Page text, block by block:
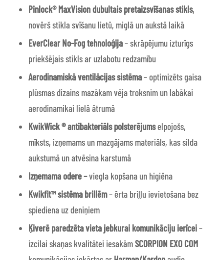
Pinlock® MaxVisiondubultais pretaizsvīšanas stikls,
novērš stikla svīšanu lietū, miglā un aukstā laikā
EverClear No-Fog tehnoloģija– skrāpējumu izturīgs
priekšējais stikls ar uzlabotu redzamību
Aerodinamiskā ventilācijas sistēma– optimizēts gaisa
plūsmas dizains mazākam vēja troksnim un labākai
aerodinamikai lielā ātrumā
KwikWick ® antibakteriāls polsterējumselpojošs,
mīksts, izņemams un mazgājams materiāls, kas silda
aukstumā un atvēsina karstumā
Izņemama odere –viegla kopšana un higiēna
Kwikfit™ sistēma brillēm– ērta briļļu ievietošana bez
spiediena uz deniņiem
Ķiverē paredzēta vieta jebkurai komunikāciju ierīcei–
izcilai skaņas kvalitātei iesakāmSCORPION EXO COM